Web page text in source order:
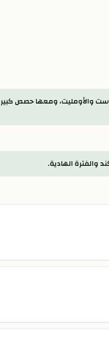
والأومليت، ومعها حصص
والفترة الهادية.